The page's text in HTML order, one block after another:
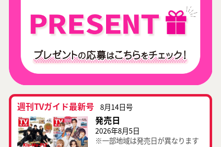
週刊TVガイド最新号 8月14日号
発売日
2026年8月5日
※一部地域は発売日が異なります